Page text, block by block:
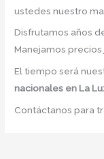
ustedes nuestro
Disfrutamos años
Manejamos
El tiempo será
nacionales en La
Contáctanos para